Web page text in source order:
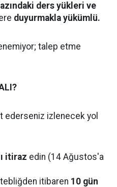
ders yükleri ve
duyurmakla yükümlü.
talep etme
ederseniz izlenecek yol
itiraz edin (14 Ağustos'a
itibaren 10 gün